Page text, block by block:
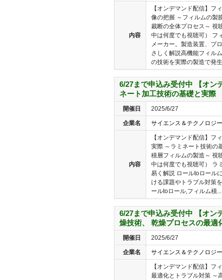
内容
【オンデマンド配信】フ
像の把握 ～フィルムの製
裁断の全体プロセス～ 視
中は何度でも視聴可） フ
メーカー。製造装置、プ
さしく解説高機能フィル
の技術を実際の製造で発
6/27まで申込み受付中 【オン
ネート加工技術の基礎と実際
開催日 2025/6/27
企業名 サイエンス＆テクノロジ
内容
【オンデマンド配信】フ
実際 ～ラミネート技術の
積層フィルムの製造～ 視
中は何度でも視聴可） ラ
易く解説 ロールtoロール
ける課題やトラブル対策
ールtoロール,フィルム積...
6/27まで申込み受付中 【オン
燥技術、 乾燥プロセスの最適
開催日 2025/6/27
企業名 サイエンス＆テクノロジ
【オンデマンド配信】フ
最適化とトラブル対策 ～